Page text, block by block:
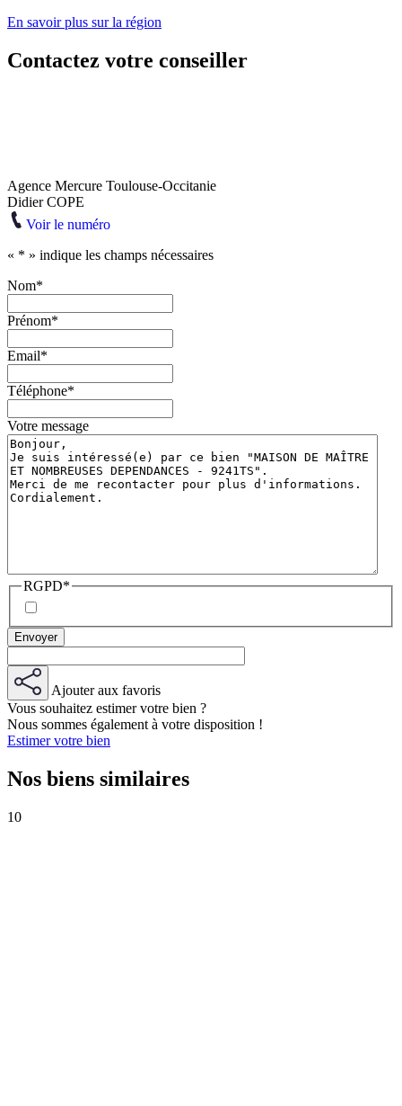
En savoir plus sur la région
Contactez votre conseiller
Agence Mercure Toulouse-Occitanie
Didier COPE
Voir le numéro
« * » indique les champs nécessaires
Nom*
Prénom*
Email*
Téléphone*
Votre message
RGPD*
Ajouter aux favoris
Vous souhaitez estimer votre bien ?
Nous sommes également à votre disposition !
Estimer votre bien
Nos biens similaires
10